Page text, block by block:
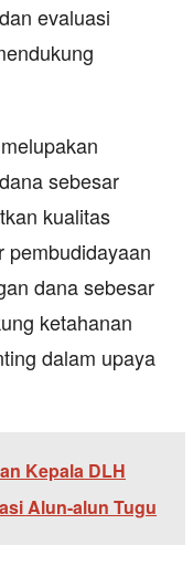
evaluasi
sebesar
kualitas
pembudidayaan
dana sebesar
ketahanan
dalam upaya
Kepala DLH
Alun-alun Tugu